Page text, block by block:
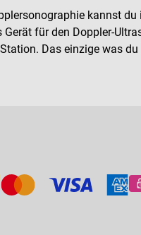
kannst
Gerät für den Doppler-
Das einzige was